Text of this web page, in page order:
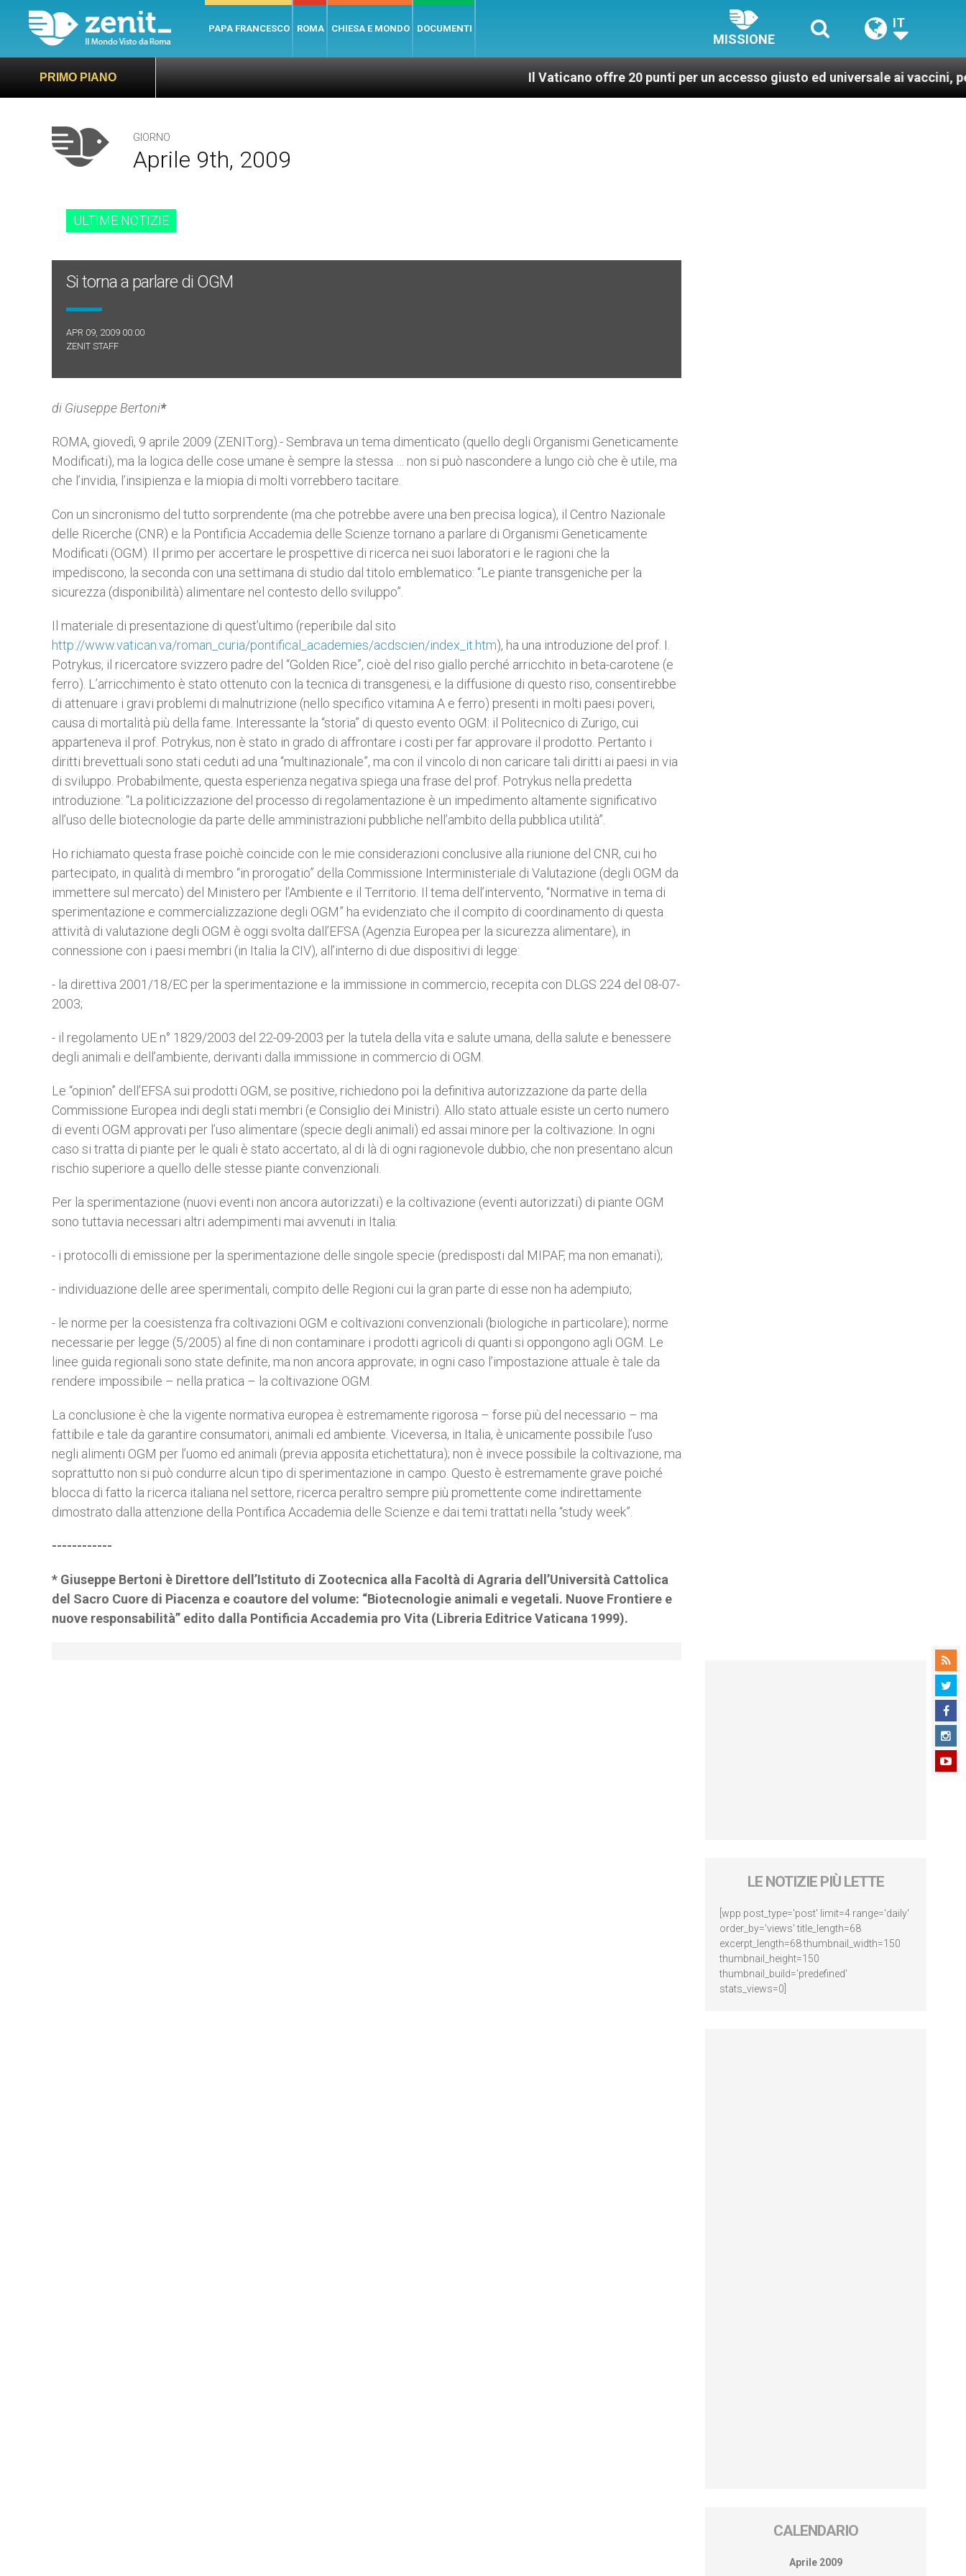
PAPA FRANCESCO ROMA CHIESA E MONDO DOCUMENTI
MISSIONE
IT
PRIMO PIANO Il Vaticano offre 20 punti per un accesso giusto ed universale ai vaccini, per un
GIORNO
Aprile 9th, 2009
ULTIME NOTIZIE
Si torna a parlare di OGM
APR 09, 2009 00:00
ZENIT STAFF
di Giuseppe Bertoni*
ROMA, giovedì, 9 aprile 2009 (ZENIT.org).- Sembrava un tema dimenticato (quello degli Organismi Geneticamente
Modificati), ma la logica delle cose umane è sempre la stessa … non si può nascondere a lungo ciò che è utile, ma
che l’invidia, l’insipienza e la miopia di molti vorrebbero tacitare.
Con un sincronismo del tutto sorprendente (ma che potrebbe avere una ben precisa logica), il Centro Nazionale
delle Ricerche (CNR) e la Pontificia Accademia delle Scienze tornano a parlare di Organismi Geneticamente
Modificati (OGM). Il primo per accertare le prospettive di ricerca nei suoi laboratori e le ragioni che la
impediscono, la seconda con una settimana di studio dal titolo emblematico: “Le piante transgeniche per la
sicurezza (disponibilità) alimentare nel contesto dello sviluppo”.
Il materiale di presentazione di quest’ultimo (reperibile dal sito
http://www.vatican.va/roman_curia/pontifical_academies/acdscien/index_it.htm), ha una introduzione del prof. I.
Potrykus, il ricercatore svizzero padre del “Golden Rice”, cioè del riso giallo perché arricchito in beta-carotene (e
ferro). L’arricchimento è stato ottenuto con la tecnica di transgenesi, e la diffusione di questo riso, consentirebbe
di attenuare i gravi problemi di malnutrizione (nello specifico vitamina A e ferro) presenti in molti paesi poveri,
causa di mortalità più della fame. Interessante la “storia” di questo evento OGM: il Politecnico di Zurigo, cui
apparteneva il prof. Potrykus, non è stato in grado di affrontare i costi per far approvare il prodotto. Pertanto i
diritti brevettuali sono stati ceduti ad una “multinazionale”, ma con il vincolo di non caricare tali diritti ai paesi in via
di sviluppo. Probabilmente, questa esperienza negativa spiega una frase del prof. Potrykus nella predetta
introduzione: “La politicizzazione del processo di regolamentazione è un impedimento altamente significativo
all’uso delle biotecnologie da parte delle amministrazioni pubbliche nell’ambito della pubblica utilità”.
Ho richiamato questa frase poichè coincide con le mie considerazioni conclusive alla riunione del CNR, cui ho
partecipato, in qualità di membro “in prorogatio” della Commissione Interministeriale di Valutazione (degli OGM da
immettere sul mercato) del Ministero per l’Ambiente e il Territorio. Il tema dell’intervento, “Normative in tema di
sperimentazione e commercializzazione degli OGM” ha evidenziato che il compito di coordinamento di questa
attività di valutazione degli OGM è oggi svolta dall’EFSA (Agenzia Europea per la sicurezza alimentare), in
connessione con i paesi membri (in Italia la CIV), all’interno di due dispositivi di legge:
- la direttiva 2001/18/EC per la sperimentazione e la immissione in commercio, recepita con DLGS 224 del 08-07-
2003;
- il regolamento UE n° 1829/2003 del 22-09-2003 per la tutela della vita e salute umana, della salute e benessere
degli animali e dell’ambiente, derivanti dalla immissione in commercio di OGM.
Le “opinion” dell’EFSA sui prodotti OGM, se positive, richiedono poi la definitiva autorizzazione da parte della
Commissione Europea indi degli stati membri (e Consiglio dei Ministri). Allo stato attuale esiste un certo numero
di eventi OGM approvati per l’uso alimentare (specie degli animali) ed assai minore per la coltivazione. In ogni
caso si tratta di piante per le quali è stato accertato, al di là di ogni ragionevole dubbio, che non presentano alcun
rischio superiore a quello delle stesse piante convenzionali.
Per la sperimentazione (nuovi eventi non ancora autorizzati) e la coltivazione (eventi autorizzati) di piante OGM
sono tuttavia necessari altri adempimenti mai avvenuti in Italia:
- i protocolli di emissione per la sperimentazione delle singole specie (predisposti dal MIPAF, ma non emanati);
- individuazione delle aree sperimentali, compito delle Regioni cui la gran parte di esse non ha adempiuto;
- le norme per la coesistenza fra coltivazioni OGM e coltivazioni convenzionali (biologiche in particolare); norme
necessarie per legge (5/2005) al fine di non contaminare i prodotti agricoli di quanti si oppongono agli OGM. Le
linee guida regionali sono state definite, ma non ancora approvate; in ogni caso l’impostazione attuale è tale da
rendere impossibile – nella pratica – la coltivazione OGM.
La conclusione è che la vigente normativa europea è estremamente rigorosa – forse più del necessario – ma
fattibile e tale da garantire consumatori, animali ed ambiente. Viceversa, in Italia, è unicamente possibile l’uso
negli alimenti OGM per l’uomo ed animali (previa apposita etichettatura); non è invece possibile la coltivazione, ma
soprattutto non si può condurre alcun tipo di sperimentazione in campo. Questo è estremamente grave poiché
blocca di fatto la ricerca italiana nel settore, ricerca peraltro sempre più promettente come indirettamente
dimostrato dalla attenzione della Pontifica Accademia delle Scienze e dai temi trattati nella “study week”.
------------
* Giuseppe Bertoni è Direttore dell’Istituto di Zootecnica alla Facoltà di Agraria dell’Università Cattolica
del Sacro Cuore di Piacenza e coautore del volume: “Biotecnologie animali e vegetali. Nuove Frontiere e
nuove responsabilità” edito dalla Pontificia Accademia pro Vita (Libreria Editrice Vaticana 1999).
LE NOTIZIE PIÙ LETTE
[wpp post_type='post' limit=4 range='daily'
order_by='views' title_length=68
excerpt_length=68 thumbnail_width=150
thumbnail_height=150
thumbnail_build='predefined'
stats_views=0]
CALENDARIO
Aprile 2009